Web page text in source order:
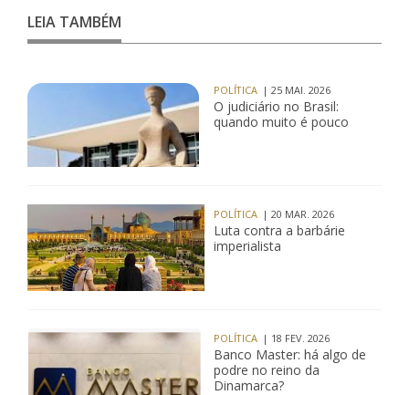
LEIA TAMBÉM
POLÍTICA | 25 MAI. 2026
O judiciário no Brasil:
quando muito é pouco
POLÍTICA | 20 MAR. 2026
Luta contra a barbárie
imperialista
POLÍTICA | 18 FEV. 2026
Banco Master: há algo de
podre no reino da
Dinamarca?